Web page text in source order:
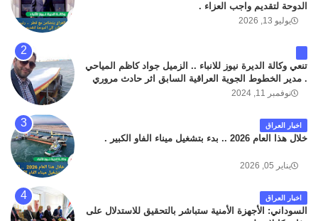
الدوحة لتقديم واجب العزاء .
يوليو 13, 2026
تنعي وكالة الديرة نيوز للانباء .. الزميل جواد كاظم المياحي
. مدير الخطوط الجوية العراقية السابق اثر حادث مروري
داخل مطار البصرة الدولي اليوم الاثنين على الطريق
كان سبب الحادث يعود لتصادم عجلته مع عجلة نوع كيا بنكو
تابعة لشركة الهلال الماسكة لإعمار مطار البصرة الدولي .
سائلين الله عز وجل ان يتغمد الفقيد بواسع رحمته ، و انا
نوفمبر 11, 2024
اخبار العراق
خلال هذا العام 2026 .. بدء بتشغيل ميناء الفاو الكبير .
يناير 05, 2026
اخبار العراق
السوداني: الأجهزة الأمنية ستباشر بالتحقيق للاستدلال على